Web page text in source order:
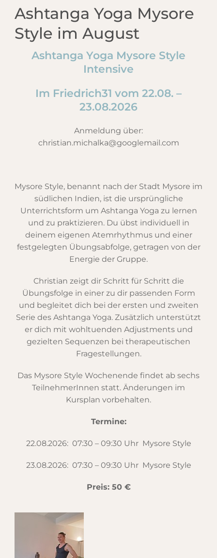
Ashtanga Yoga Mysore
Style im August
Ashtanga Yoga Mysore Style
Intensive
Im Friedrich31 vom 22.08. –
23.08.2026
Anmeldung über:
christian.michalka@googlemail.com
Mysore Style, benannt nach der Stadt Mysore im
südlichen Indien, ist die ursprüngliche
Unterrichtsform um Ashtanga Yoga zu lernen
und zu praktizieren. Du übst individuell in
deinem eigenen Atemrhythmus und einer
festgelegten Übungsabfolge, getragen von der
Energie der Gruppe.
Christian zeigt dir Schritt für Schritt die
Übungsfolge in einer zu dir passenden Form
und begleitet dich bei der ersten und zweiten
Serie des Ashtanga Yoga. Zusätzlich unterstützt
er dich mit wohltuenden Adjustments und
gezielten Sequenzen bei therapeutischen
Fragestellungen.
Das Mysore Style Wochenende findet ab sechs
TeilnehmerInnen statt. Änderungen im
Kursplan vorbehalten.
Termine:
22.08.2026: 07:30 – 09:30 Uhr Mysore Style
23.08.2026: 07:30 – 09:30 Uhr Mysore Style
Preis: 50 €